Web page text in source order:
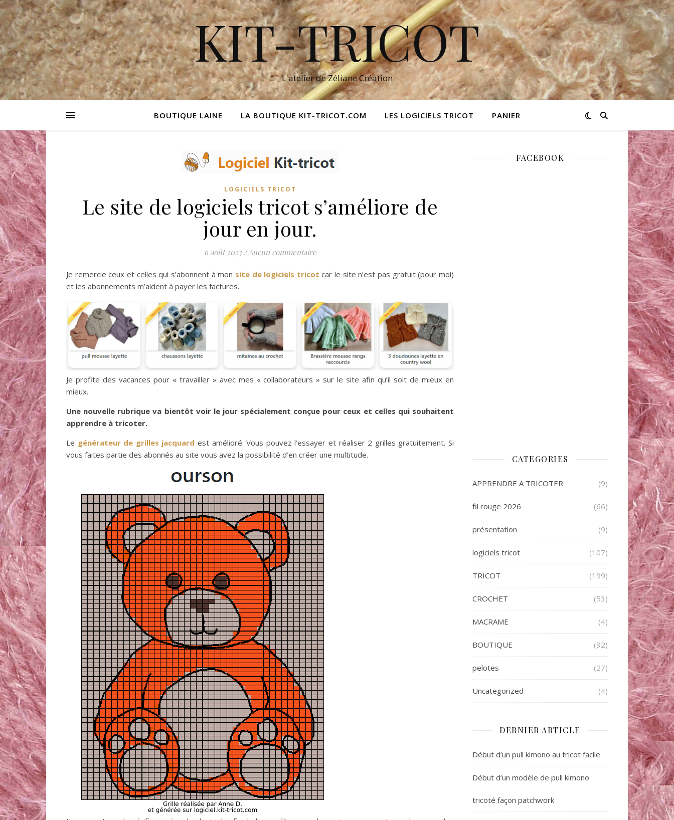
KIT-TRICOT
L'atelier de Zéliane Création
BOUTIQUE LAINE LA BOUTIQUE KIT-TRICOT.COM LES LOGICIELS TRICOT PANIER
LOGICIELS TRICOT
Le site de logiciels tricot s’améliore de
jour en jour.
6 août 2023 /Aucun commentaire
Je remercie ceux et celles qui s’abonnent à mon site de logiciels tricot car le site n’est pas gratuit (pour moi)
et les abonnements m’aident à payer les factures.
Je profite des vacances pour « travailler » avec mes « collaborateurs » sur le site afin qu’il soit de mieux en
mieux.
Une nouvelle rubrique va bientôt voir le jour spécialement conçue pour ceux et celles qui souhaitent
apprendre à tricoter.
Le générateur de grilles jacquard est amélioré. Vous pouvez l’essayer et réaliser 2 grilles gratuitement. Si
vous faites partie des abonnés au site vous avez la possibilité d’en créer une multitude.
FACEBOOK
CATEGORIES
APPRENDRE A TRICOTER (9)
fil rouge 2026 (66)
présentation (9)
logiciels tricot (107)
TRICOT (199)
CROCHET (53)
MACRAME (4)
BOUTIQUE (92)
pelotes (27)
Uncategorized (4)
DERNIER ARTICLE
Début d’un pull kimono au tricot facile
Début d’un modèle de pull kimono
tricoté façon patchwork